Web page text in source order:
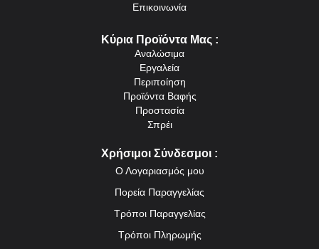
Επικοινωνία
Κύρια Προϊόντα Μας :
Αναλώσιμα
Εργαλεία
Περιποίηση
Προϊόντα Βαφής
Προστασία
Σπρέι
Χρήσιμοι Σύνδεσμοι :
Ο Λογαριασμός μου
Πορεία Παραγγελίας
Τρόποι Παραγγελίας
Τρόποι Πληρωμής